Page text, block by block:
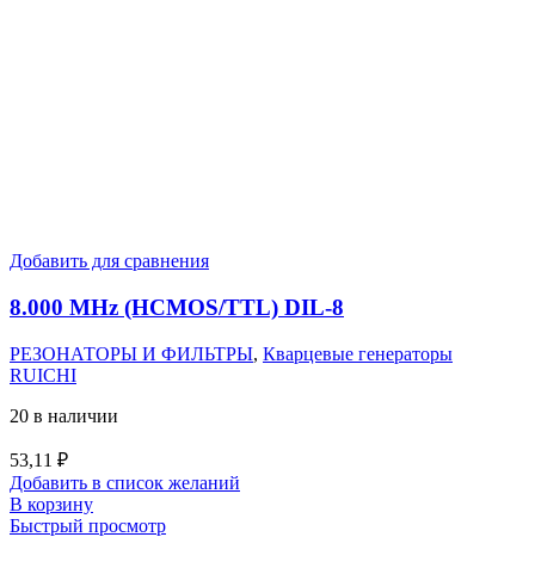
Добавить для сравнения
8.000 MHz (HCMOS/TTL) DIL-8
РЕЗОНАТОРЫ И ФИЛЬТРЫ, Кварцевые генераторы
RUICHI
20 в наличии
53,11 ₽
Добавить в список желаний
В корзину
Быстрый просмотр